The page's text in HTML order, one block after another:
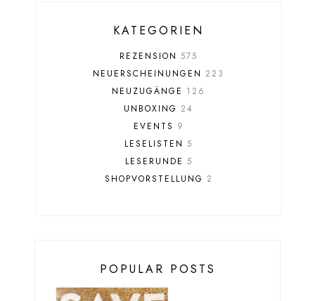
KATEGORIEN
REZENSION 575
NEUERSCHEINUNGEN 223
NEUZUGÄNGE 126
UNBOXING 24
EVENTS 9
LESELISTEN 5
LESERUNDE 5
SHOPVORSTELLUNG 2
POPULAR POSTS